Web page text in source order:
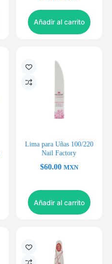
Añadir al carrito
Lima para Uñas 100/220
Nail Factory
$60.00 MXN
Añadir al carrito